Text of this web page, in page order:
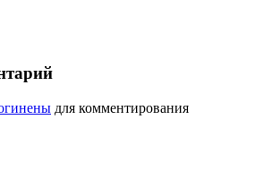
для комментирования